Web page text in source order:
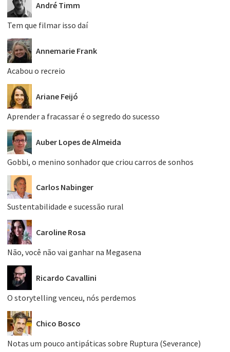
André Timm
Tem que filmar isso daí
Annemarie Frank
Acabou o recreio
Ariane Feijó
Aprender a fracassar é o segredo do sucesso
Auber Lopes de Almeida
Gobbi, o menino sonhador que criou carros de sonhos
Carlos Nabinger
Sustentabilidade e sucessão rural
Caroline Rosa
Não, você não vai ganhar na Megasena
Ricardo Cavallini
O storytelling venceu, nós perdemos
Chico Bosco
Notas um pouco antipáticas sobre Ruptura (Severance)